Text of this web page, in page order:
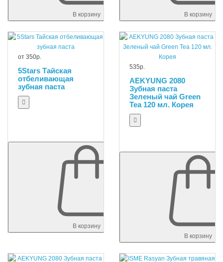
В корзину В корзину
от 350р.
5Stars Тайская
отбеливающая
зубная паста
В корзину
535р.
AEKYUNG 2080
Зубная паста
Зеленый чай Green
Tea 120 мл. Корея
В корзину